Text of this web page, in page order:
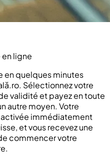
ligne
en quelques minutes
Sélectionnez votre
validité et payez en toute
autre moyen. Votre
immédiatement
et vous recevez une
commencer votre